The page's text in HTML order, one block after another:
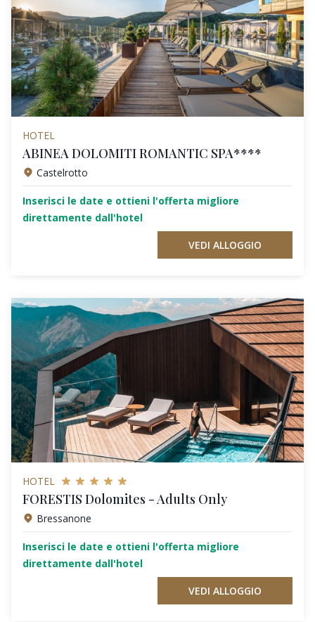
HOTEL
ABINEA DOLOMITI ROMANTIC SPA****
Castelrotto
Inserisci le date e ottieni l'offerta migliore
direttamente dall'hotel
VEDI ALLOGGIO
HOTEL
FORESTIS Dolomites - Adults Only
Bressanone
Inserisci le date e ottieni l'offerta migliore
direttamente dall'hotel
VEDI ALLOGGIO